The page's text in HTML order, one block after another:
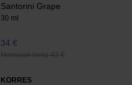
Santorini Grape
30 ml
34 €
Normaali hinta 42 €
KORRES